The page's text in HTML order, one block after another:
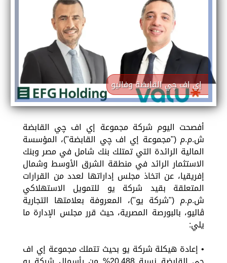
إي اف چي القابضة وفاليو
أفصحت اليوم شركة مجموعة إي اف چي القابضة
ش.م.م ("مجموعة إي اف چي القابضة")، المؤسسة
المالية الرائدة التي تمتلك بنك شامل في مصر وبنك
الاستثمار الرائد في منطقة الشرق الأوسط وشمال
إفريقيا، عن اتخاذ مجلس إداراتها لعدد من القرارات
المتعلقة بقيد شركة يو للتمويل الاستهلاكي
ش.م.م ("شركة يو")، المعروفة بعلامتها التجارية
ڤاليو، بالبورصة المصرية، حيث قرر مجلس الإدارة ما
يلي:
• إعادة هيكلة شركة يو بحيث تتملك مجموعة إي اف